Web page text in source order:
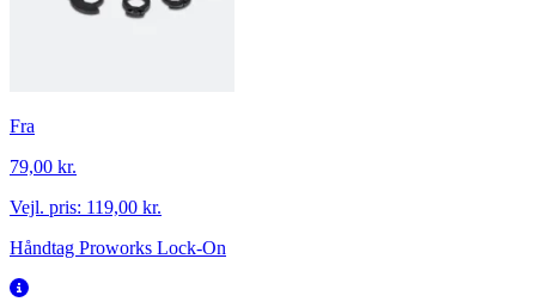
Fra
79,00 kr.
Vejl. pris: 119,00 kr.
Håndtag Proworks Lock-On